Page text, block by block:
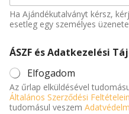
Ha Ajándékutalványt kérsz,
esetleg egy személyes
ÁSZF és Adatkezelési
Elfogadom
Az űrlap elküldésével
Általános Szerződési
tudomásul veszem